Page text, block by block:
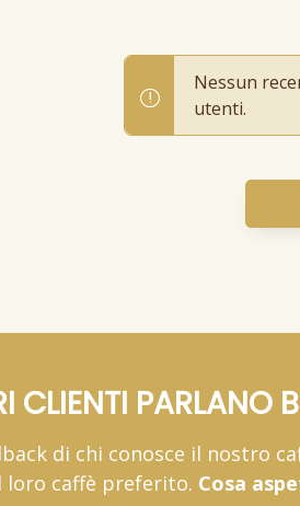
Nessun
utenti.
CLIENTI PARLANO
di chi conosce il nostro
loro caffè preferito. Cosa